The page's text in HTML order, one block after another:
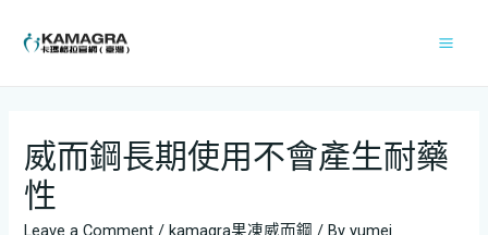
威而鋼長期使用不會產生耐藥
性
Leave a Comment /kamagra果凍威而鋼 / Byyumei